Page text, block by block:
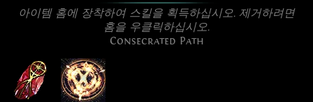
아이템 홈에 장착하여 스킬을 획득하십시오. 제거하려면
홈을 우클릭하십시오.
Consecrated Path